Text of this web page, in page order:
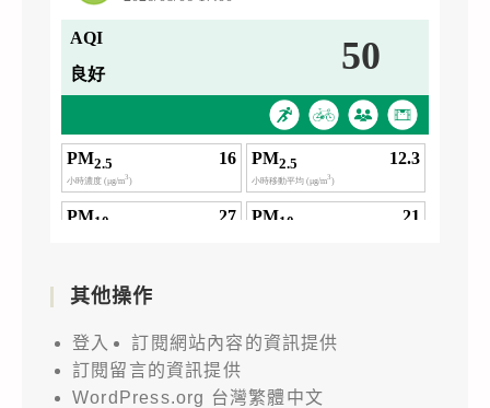
其他操作
登入
訂閱網站內容的資訊提供
訂閱留言的資訊提供
WordPress.org 台灣繁體中文